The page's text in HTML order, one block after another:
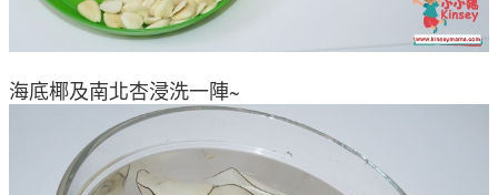
海底椰及南北杏浸洗一陣~